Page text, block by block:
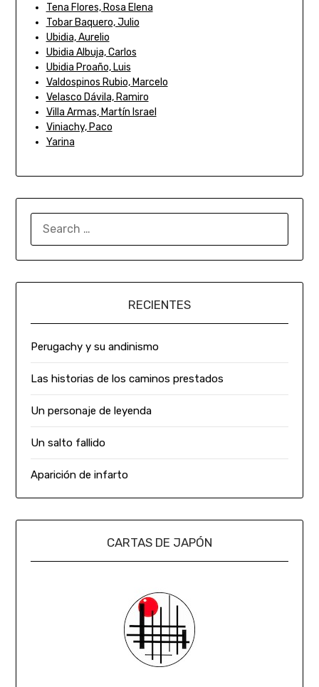
Tena Flores, Rosa Elena
Tobar Baquero, Julio
Ubidia, Aurelio
Ubidia Albuja, Carlos
Ubidia Proaño, Luis
Valdospinos Rubio, Marcelo
Velasco Dávila, Ramiro
Villa Armas, Martín Israel
Viniachy, Paco
Yarina
RECIENTES
Perugachy y su andinismo
Las historias de los caminos prestados
Un personaje de leyenda
Un salto fallido
Aparición de infarto
CARTAS DE JAPÓN